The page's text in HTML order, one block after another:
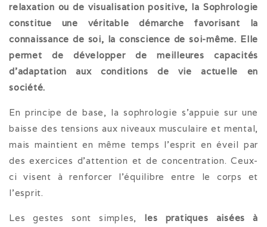
relaxation ou de visualisation positive, la Sophrologie
constitue une véritable démarche favorisant la
connaissance de soi, la conscience de soi-même. Elle
permet de développer de meilleures capacités
d’adaptation aux conditions de vie actuelle en
société.
En principe de base, la sophrologie s’appuie sur une
baisse des tensions aux niveaux musculaire et mental,
mais maintient en même temps l’esprit en éveil par
des exercices d’attention et de concentration. Ceux-
ci visent à renforcer l’équilibre entre le corps et
l’esprit.
Les gestes sont simples, les pratiques aisées à